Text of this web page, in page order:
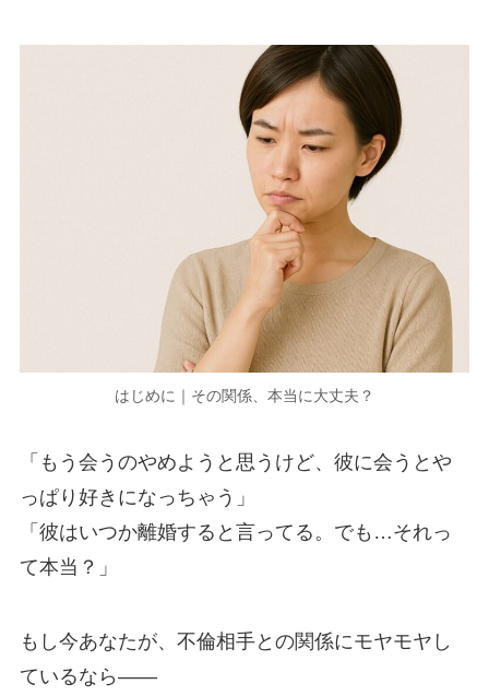
はじめに｜その関係、本当に大丈夫？
「もう会うのやめようと思うけど、彼に会うとや
っぱり好きになっちゃう」
「彼はいつか離婚すると言ってる。でも…それっ
て本当？」
もし今あなたが、不倫相手との関係にモヤモヤし
ているなら――